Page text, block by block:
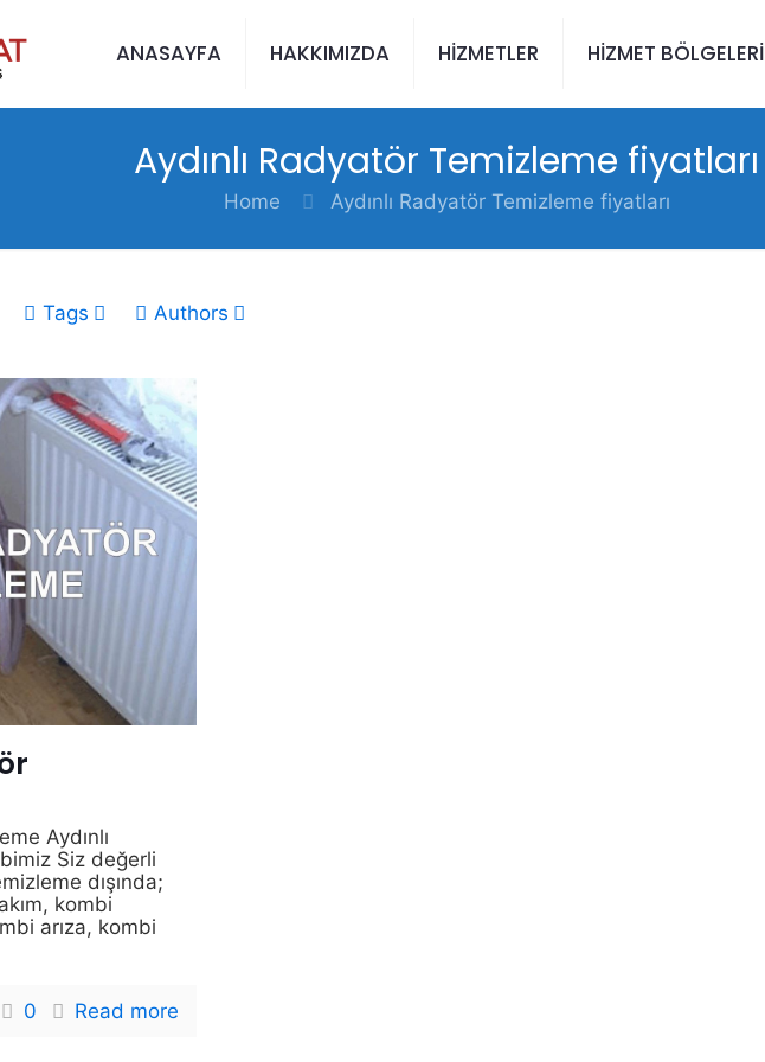
ANASAYFA HAKKIMIZDA HİZMETLER HİZMET BÖLGELERİ
Aydınlı Radyatör Temizleme fiyatları
Home Aydınlı Radyatör Temizleme fiyatları
Tags Authors
Aydınlı
Siz değerli
dışında;
kombi
arıza, kombi
0 Read more